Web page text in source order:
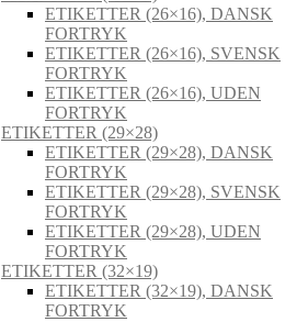
ETIKETTER (26×16), DANSK
FORTRYK
ETIKETTER (26×16), SVENSK
FORTRYK
ETIKETTER (26×16), UDEN
FORTRYK
ETIKETTER (29×28)
ETIKETTER (29×28), DANSK
FORTRYK
ETIKETTER (29×28), SVENSK
FORTRYK
ETIKETTER (29×28), UDEN
FORTRYK
ETIKETTER (32×19)
ETIKETTER (32×19), DANSK
FORTRYK